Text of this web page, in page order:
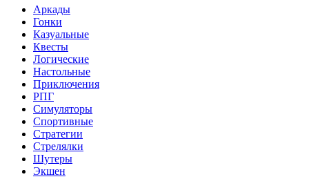
Аркады
Гонки
Казуальные
Квесты
Логические
Настольные
Приключения
РПГ
Симуляторы
Спортивные
Стратегии
Стрелялки
Шутеры
Экшен